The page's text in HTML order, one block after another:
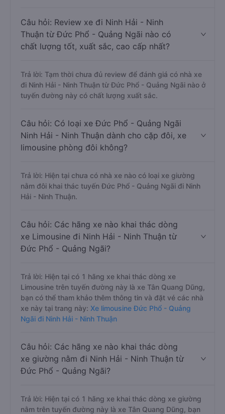
Câu hỏi: Review xe đi Ninh Hải - Ninh
Thuận từ Đức Phổ - Quảng Ngãi nào có
chất lượng tốt, xuất sắc, cao cấp nhất?
Trả lời: Tạm thời chưa đủ review để đánh giá có nhà xe
đi Ninh Hải - Ninh Thuận từ Đức Phổ - Quảng Ngãi nào ở
tuyến đường này có chất lượng xuất sắc.
Câu hỏi: Có loại xe Đức Phổ - Quảng Ngãi
Ninh Hải - Ninh Thuận dành cho cặp đôi, xe
limousine phòng đôi không?
Trả lời: Hiện tại chưa có nhà xe nào có loại xe giường
nằm đôi khai thác tuyến Đức Phổ - Quảng Ngãi đi Ninh
Hải - Ninh Thuận.
Câu hỏi: Các hãng xe nào khai thác dòng
xe Limousine đi Ninh Hải - Ninh Thuận từ
Đức Phổ - Quảng Ngãi?
Trả lời: Hiện tại có 1 hãng xe khai thác dòng xe
Limousine trên tuyến đường này là xe Tân Quang Dũng,
bạn có thể tham khảo thêm thông tin và đặt vé các nhà
xe này tại trang này: Xe limousine Đức Phổ - Quảng
Ngãi đi Ninh Hải - Ninh Thuận
Câu hỏi: Các hãng xe nào khai thác dòng
xe giường nằm đi Ninh Hải - Ninh Thuận từ
Đức Phổ - Quảng Ngãi?
Trả lời: Hiện tại có 1 hãng xe khai thác dòng xe giường
nằm trên tuyến đường này là xe Tân Quang Dũng, bạn